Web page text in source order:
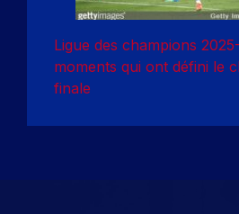
Ligue des champions
moments qui ont défini le
finale